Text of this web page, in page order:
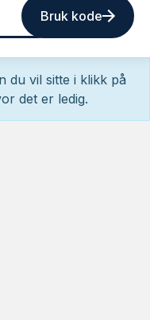
Bruk kode
du vil sitte i klikk på
det er ledig.